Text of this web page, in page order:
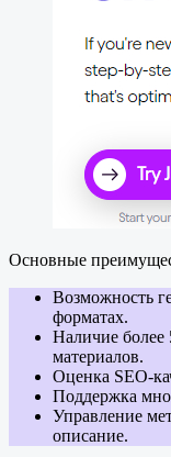
Основные
Возможность
форматах.
Наличие более
материалов.
Оценка SEO-
Поддержка
Управление
описание.